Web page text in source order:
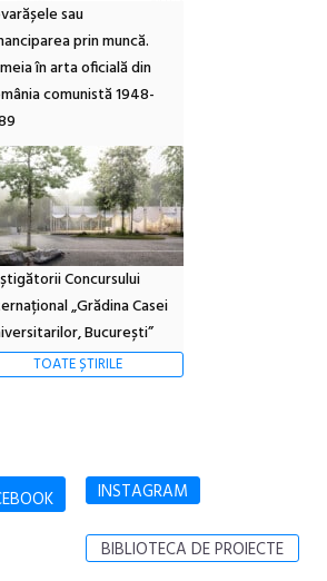
sau
prin muncă.
în arta oficială din
comunistă 1948-
Concursului
„Grădina Casei
București”
TOATE ȘTIRILE
INSTAGRAM
BIBLIOTECA DE PROIECTE